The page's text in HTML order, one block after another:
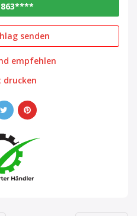
863****
senden
empfehlen
drucken